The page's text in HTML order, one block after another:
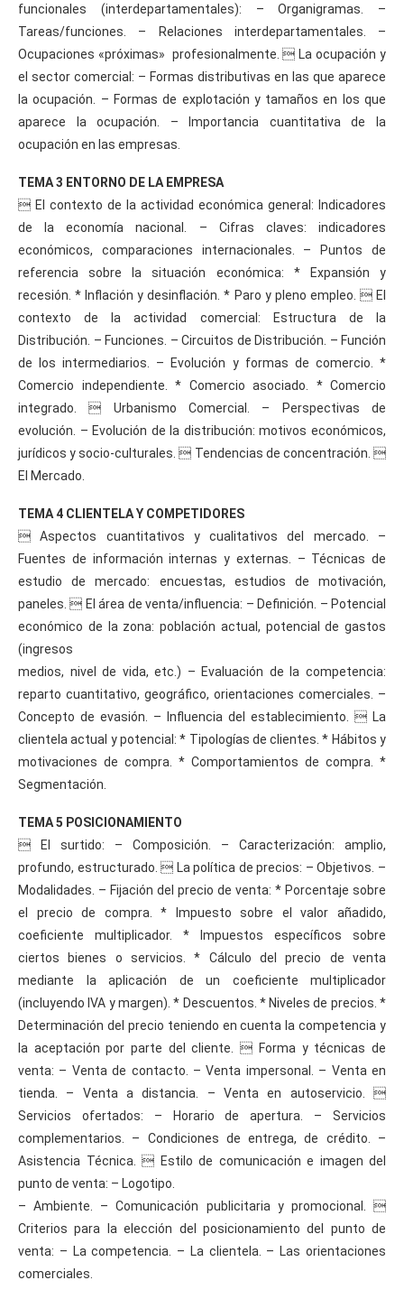
funcionales (interdepartamentales): – Organigramas. –
Tareas/funciones. – Relaciones interdepartamentales. –
Ocupaciones «próximas» profesionalmente.  La ocupación y
el sector comercial: – Formas distributivas en las que aparece
la ocupación. – Formas de explotación y tamaños en los que
aparece la ocupación. – Importancia cuantitativa de la
ocupación en las empresas.
TEMA 3 ENTORNO DE LA EMPRESA
 El contexto de la actividad económica general: Indicadores
de la economía nacional. – Cifras claves: indicadores
económicos, comparaciones internacionales. – Puntos de
referencia sobre la situación económica: * Expansión y
recesión. * Inflación y desinflación. * Paro y pleno empleo.  El
contexto de la actividad comercial: Estructura de la
Distribución. – Funciones. – Circuitos de Distribución. – Función
de los intermediarios. – Evolución y formas de comercio. *
Comercio independiente. * Comercio asociado. * Comercio
integrado.  Urbanismo Comercial. – Perspectivas de
evolución. – Evolución de la distribución: motivos económicos,
jurídicos y socio-culturales.  Tendencias de concentración. 
El Mercado.
TEMA 4 CLIENTELA Y COMPETIDORES
 Aspectos cuantitativos y cualitativos del mercado. –
Fuentes de información internas y externas. – Técnicas de
estudio de mercado: encuestas, estudios de motivación,
paneles.  El área de venta/influencia: – Definición. – Potencial
económico de la zona: población actual, potencial de gastos
(ingresos
medios, nivel de vida, etc.) – Evaluación de la competencia:
reparto cuantitativo, geográfico, orientaciones comerciales. –
Concepto de evasión. – Influencia del establecimiento.  La
clientela actual y potencial: * Tipologías de clientes. * Hábitos y
motivaciones de compra. * Comportamientos de compra. *
Segmentación.
TEMA 5 POSICIONAMIENTO
 El surtido: – Composición. – Caracterización: amplio,
profundo, estructurado.  La política de precios: – Objetivos. –
Modalidades. – Fijación del precio de venta: * Porcentaje sobre
el precio de compra. * Impuesto sobre el valor añadido,
coeficiente multiplicador. * Impuestos específicos sobre
ciertos bienes o servicios. * Cálculo del precio de venta
mediante la aplicación de un coeficiente multiplicador
(incluyendo IVA y margen). * Descuentos. * Niveles de precios. *
Determinación del precio teniendo en cuenta la competencia y
la aceptación por parte del cliente.  Forma y técnicas de
venta: – Venta de contacto. – Venta impersonal. – Venta en
tienda. – Venta a distancia. – Venta en autoservicio. 
Servicios ofertados: – Horario de apertura. – Servicios
complementarios. – Condiciones de entrega, de crédito. –
Asistencia Técnica.  Estilo de comunicación e imagen del
punto de venta: – Logotipo.
– Ambiente. – Comunicación publicitaria y promocional. 
Criterios para la elección del posicionamiento del punto de
venta: – La competencia. – La clientela. – Las orientaciones
comerciales.